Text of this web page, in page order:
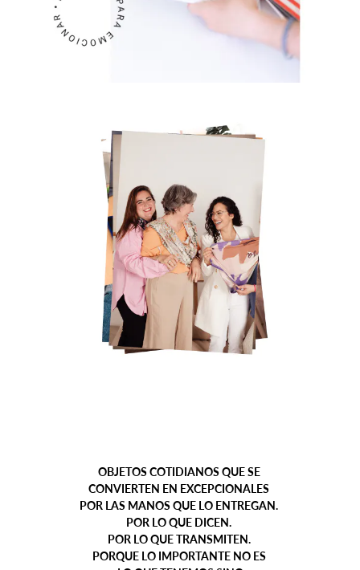
OBJETOS COTIDIANOS QUE SE
CONVIERTEN EN EXCEPCIONALES
POR LAS MANOS QUE LO ENTREGAN.
POR LO QUE DICEN.
POR LO QUE TRANSMITEN.
PORQUE LO IMPORTANTE NO ES